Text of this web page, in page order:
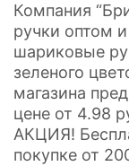
Компания
ручки оптом
шариковые
зеленого
магазина
цене от 4.98
АКЦИЯ!
покупке от